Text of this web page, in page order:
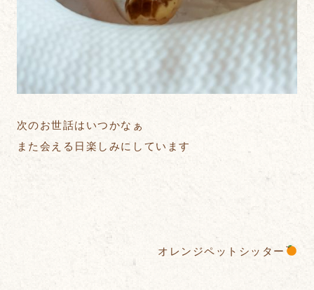
次のお世話はいつかなぁ
また会える日楽しみにしています
オレンジペットシッター